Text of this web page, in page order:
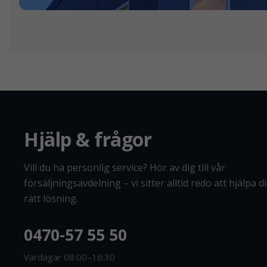
Hjälp & frågor
Vill du ha personlig service? Hör av dig till vår
försäljningsavdelning – vi sitter alltid redo att hjälpa
rätt lösning.
0470-57 55 50
Vardagar 08:00–16:30